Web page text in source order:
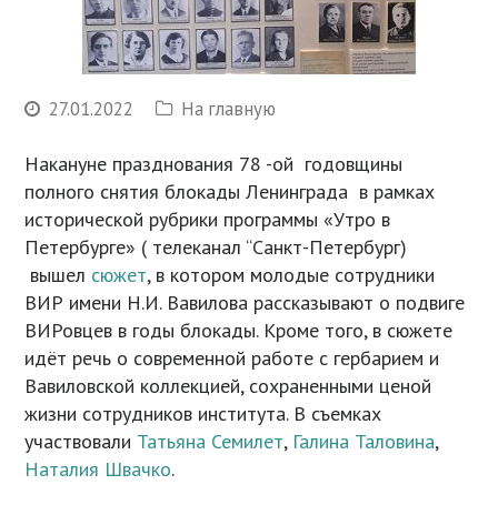
27.01.2022 На главную
Накануне празднования 78 -ой годовщины
полного снятия блокады Ленинграда в рамках
исторической рубрики программы «Утро в
Петербурге» ( телеканал “Санкт-Петербург)
вышел сюжет, в котором молодые сотрудники
ВИР имени Н.И. Вавилова рассказывают о подвиге
ВИРовцев в годы блокады. Кроме того, в сюжете
идёт речь о современной работе с гербарием и
Вавиловской коллекцией, сохраненными ценой
жизни сотрудников института. В съемках
участвовали Татьяна Семилет, Галина Таловина,
Наталия Швачко.